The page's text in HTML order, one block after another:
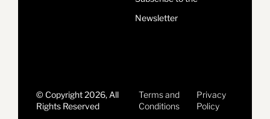
Newsletter
© Copyright 2026, All
Rights Reserved
Terms and
Conditions
Privacy
Policy